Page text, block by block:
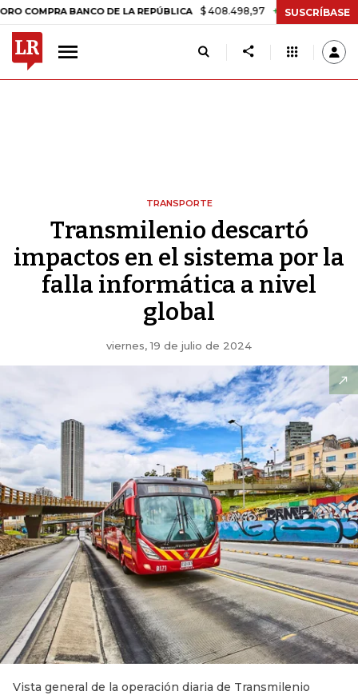
BANCO DE LA REPÚBLICA $ 408.498,97 +$ 8.753,81 +2,19%
SUSCRÍBASE
TRANSPORTE
Transmilenio descartó
impactos en el sistema por la
falla informática a nivel
global
viernes, 19 de julio de 2024
Vista general de la operación diaria de Transmilenio